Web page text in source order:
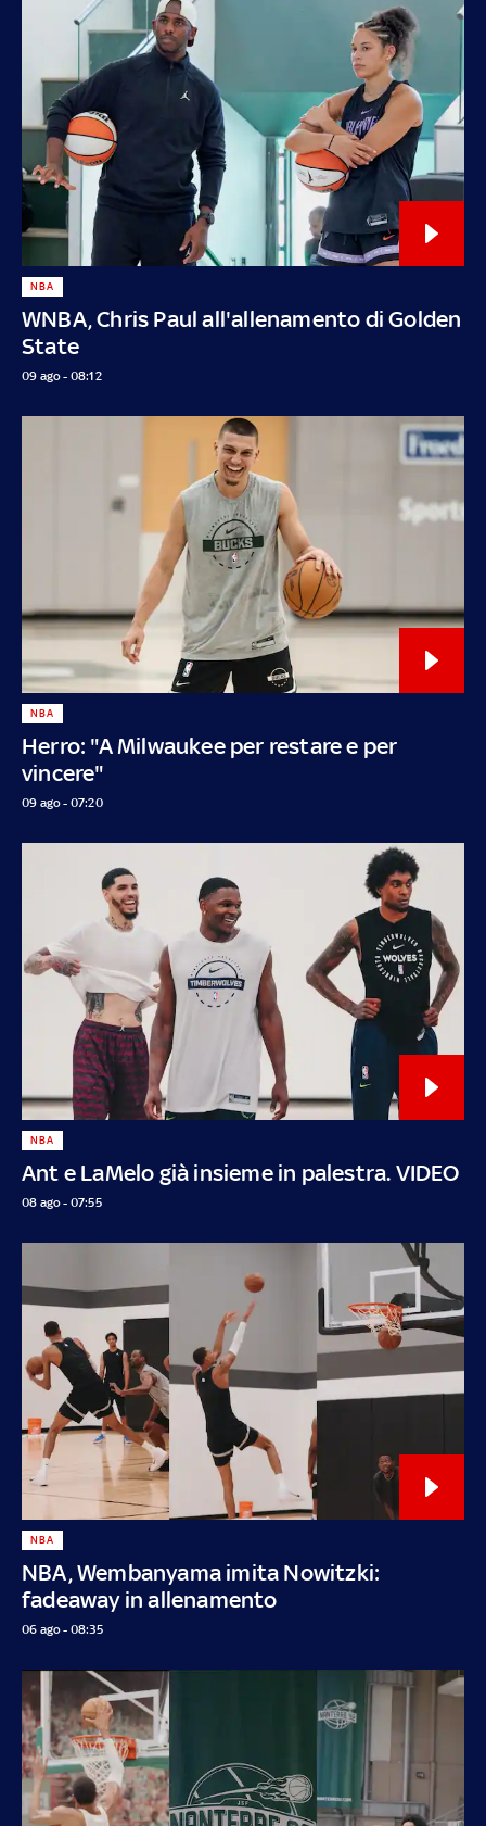
WNBA, Chris Paul all'allenamento di Golden
State
NBA
09 ago - 08:12
Herro: "A Milwaukee per restare e per
vincere"
NBA
09 ago - 07:20
Ant e LaMelo già insieme in palestra. VIDEO
NBA
08 ago - 07:55
NBA, Wembanyama imita Nowitzki:
fadeaway in allenamento
NBA
06 ago - 08:35